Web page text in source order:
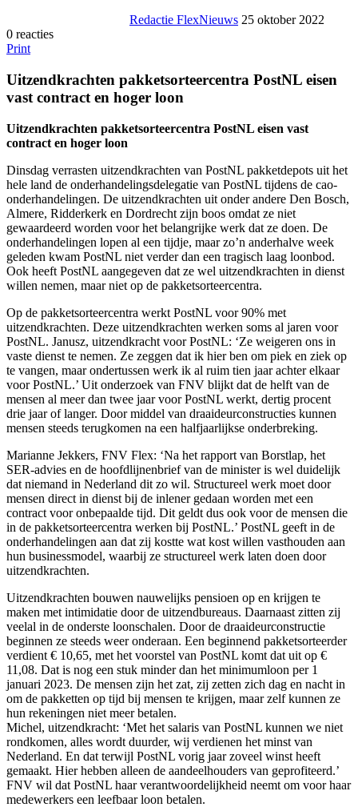
Redactie FlexNieuws 25 oktober 2022
0 reacties
Print
Uitzendkrachten pakketsorteercentra PostNL eisen
vast contract en hoger loon
Uitzendkrachten pakketsorteercentra PostNL eisen vast
contract en hoger loon
Dinsdag verrasten uitzendkrachten van PostNL pakketdepots uit het
hele land de onderhandelingsdelegatie van PostNL tijdens de cao-
onderhandelingen. De uitzendkrachten uit onder andere Den Bosch,
Almere, Ridderkerk en Dordrecht zijn boos omdat ze niet
gewaardeerd worden voor het belangrijke werk dat ze doen. De
onderhandelingen lopen al een tijdje, maar zo’n anderhalve week
geleden kwam PostNL niet verder dan een tragisch laag loonbod.
Ook heeft PostNL aangegeven dat ze wel uitzendkrachten in dienst
willen nemen, maar niet op de pakketsorteercentra.
Op de pakketsorteercentra werkt PostNL voor 90% met
uitzendkrachten. Deze uitzendkrachten werken soms al jaren voor
PostNL. Janusz, uitzendkracht voor PostNL: ‘Ze weigeren ons in
vaste dienst te nemen. Ze zeggen dat ik hier ben om piek en ziek op
te vangen, maar ondertussen werk ik al ruim tien jaar achter elkaar
voor PostNL.’ Uit onderzoek van FNV blijkt dat de helft van de
mensen al meer dan twee jaar voor PostNL werkt, dertig procent
drie jaar of langer. Door middel van draaideurconstructies kunnen
mensen steeds terugkomen na een halfjaarlijkse onderbreking.
Marianne Jekkers, FNV Flex: ‘Na het rapport van Borstlap, het
SER-advies en de hoofdlijnenbrief van de minister is wel duidelijk
dat niemand in Nederland dit zo wil. Structureel werk moet door
mensen direct in dienst bij de inlener gedaan worden met een
contract voor onbepaalde tijd. Dit geldt dus ook voor de mensen die
in de pakketsorteercentra werken bij PostNL.’ PostNL geeft in de
onderhandelingen aan dat zij kostte wat kost willen vasthouden aan
hun businessmodel, waarbij ze structureel werk laten doen door
uitzendkrachten.
Uitzendkrachten bouwen nauwelijks pensioen op en krijgen te
maken met intimidatie door de uitzendbureaus. Daarnaast zitten zij
veelal in de onderste loonschalen. Door de draaideurconstructie
beginnen ze steeds weer onderaan. Een beginnend pakketsorteerder
verdient € 10,65, met het voorstel van PostNL komt dat uit op €
11,08. Dat is nog een stuk minder dan het minimumloon per 1
januari 2023. De mensen zijn het zat, zij zetten zich dag en nacht in
om de pakketten op tijd bij mensen te krijgen, maar zelf kunnen ze
hun rekeningen niet meer betalen.
Michel, uitzendkracht: ‘Met het salaris van PostNL kunnen we niet
rondkomen, alles wordt duurder, wij verdienen het minst van
Nederland. En dat terwijl PostNL vorig jaar zoveel winst heeft
gemaakt. Hier hebben alleen de aandeelhouders van geprofiteerd.’
FNV wil dat PostNL haar verantwoordelijkheid neemt om voor haar
medewerkers een leefbaar loon betalen.